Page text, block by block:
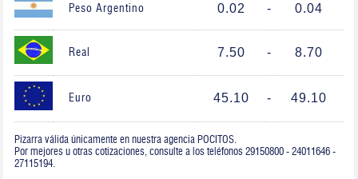
Peso Argentino 0.02 - 0.04
Real 7.50 - 8.70
Euro 45.10 - 49.10
Pizarra válida únicamente en nuestra agencia POCITOS.
Por mejores u otras cotizaciones, consulte a los teléfonos 29150800 - 24011646 -
27115194.